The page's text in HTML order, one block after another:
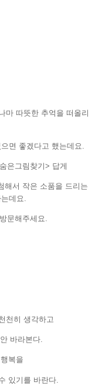
마 따뜻한 추억을 떠올리
면 좋겠다고 했는데요
숨은그림찾기> 답게
해서 작은 소품을 드리는
데요
문해주세요.
천히 생각하고
바라본다.
복을
있기를 바란다